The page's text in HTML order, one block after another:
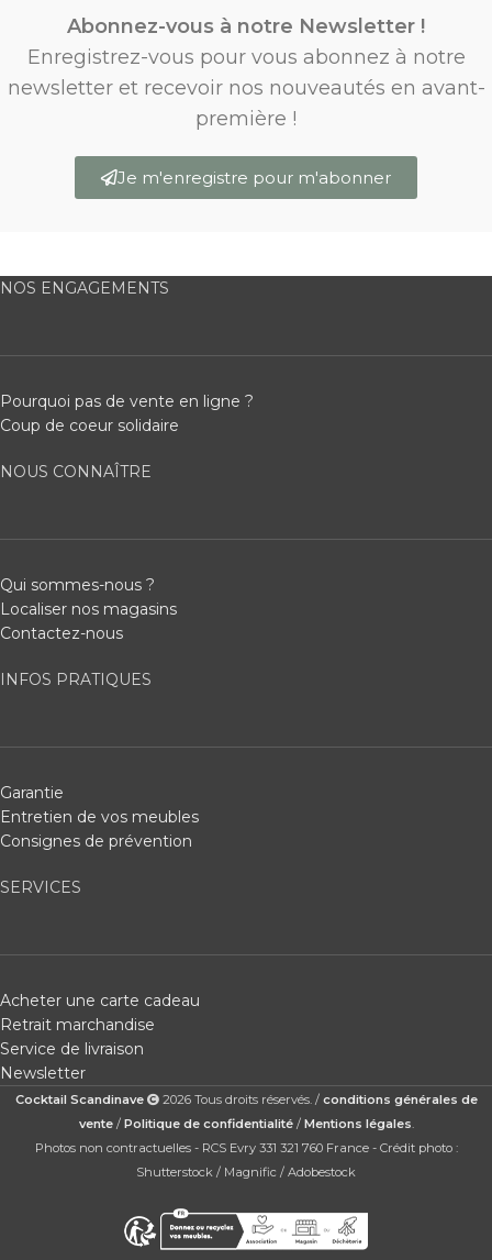
Abonnez-vous à notre Newsletter !
Enregistrez-vous pour vous abonnez à notre
newsletter et recevoir nos nouveautés en avant-
première !
Je m'enregistre pour m'abonner
NOS ENGAGEMENTS
Pourquoi pas de vente en ligne ?
Coup de coeur solidaire
NOUS CONNAÎTRE
Qui sommes-nous ?
Localiser nos magasins
Contactez-nous
INFOS PRATIQUES
Garantie
Entretien de vos meubles
Consignes de prévention
SERVICES
Acheter une carte cadeau
Retrait marchandise
Service de livraison
Newsletter
Cocktail Scandinave 2026 Tous droits réservés. / conditions générales de
vente/ Politique de confidentialité/ Mentions légales.
Photos non contractuelles - RCS Evry 331 321 760 France - Crédit photo :
Shutterstock / Magnific / Adobestock